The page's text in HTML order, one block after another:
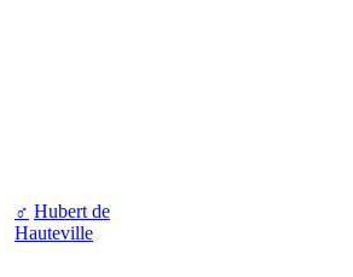
♂ Hubert de
Hauteville